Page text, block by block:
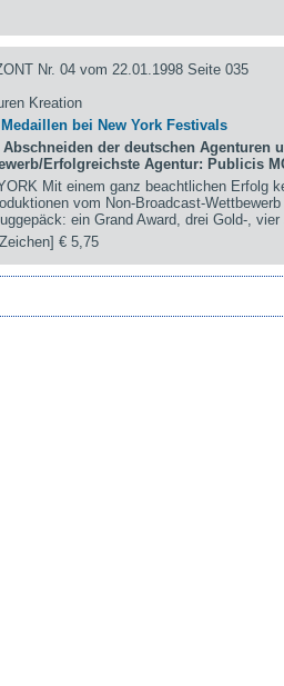
Nr. 04 vom 22.01.1998 Seite 035
Kreation
bei New York Festivals
Abschneiden der deutschen Agenturen
Erfolgreichste Agentur: Publicis
Mit einem ganz beachtlichen Erfolg
vom Non-Broadcast-
ein Grand Award, drei Gold-,
€ 5,75